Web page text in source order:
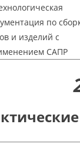
по
и изделий с
САПР